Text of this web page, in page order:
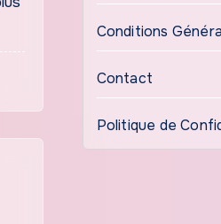
Conditions
Contact
Politique de